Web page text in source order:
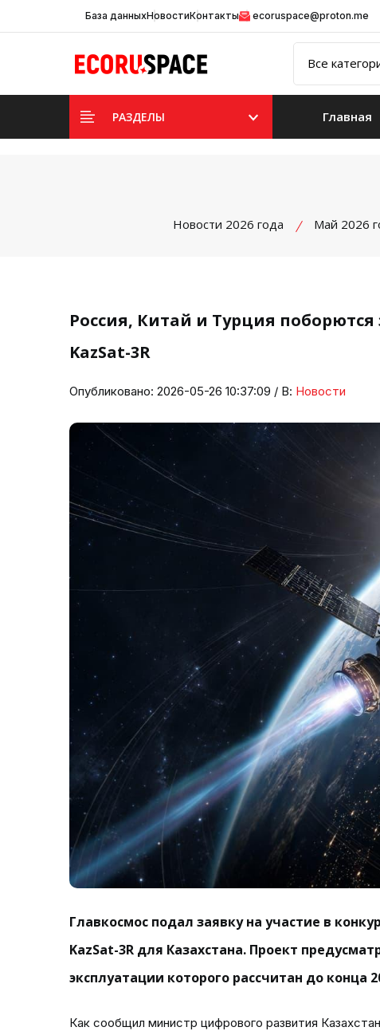
База данныхНовостиКонтакты ecoruspace@proton.me
РАЗДЕЛЫ Главная
Новости 2026 года Май 2026
Россия, Китай и Турция
KazSat-3R
Опубликовано: 2026-05-26 10:37:09 / В: Новости
Главкосмос подал заявку на участие в
KazSat-3R для Казахстана. Проект
эксплуатации которого рассчитан до конца
Как сообщил министр цифрового развития